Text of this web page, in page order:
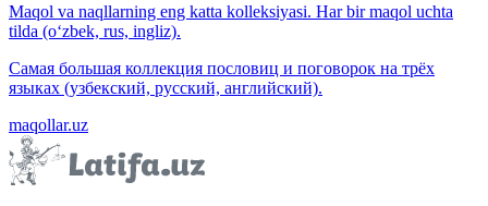
Maqol va naqllarning eng katta kolleksiyasi. Har bir maqol uchta
tilda (o‘zbek, rus, ingliz).
Самая большая коллекция пословиц и поговорок на трёх
языках (узбекский, русский, английский).
maqollar.uz